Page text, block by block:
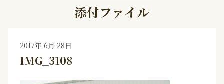
添付ファイル
2017年 6月 28日
IMG_3108